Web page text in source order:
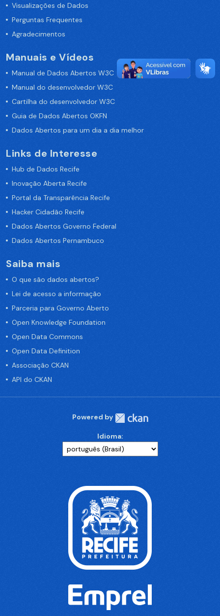
Visualizações de Dados
Perguntas Frequentes
Agradecimentos
Manuais e Vídeos
Manual de Dados Abertos W3C
Manual do desenvolvedor W3C
Cartilha do desenvolvedor W3C
Guia de Dados Abertos OKFN
Dados Abertos para um dia a dia melhor
Links de Interesse
Hub de Dados Recife
Inovação Aberta Recife
Portal da Transparência Recife
Hacker Cidadão Recife
Dados Abertos Governo Federal
Dados Abertos Pernambuco
Saiba mais
O que são dados abertos?
Lei de acesso a informação
Parceria para Governo Aberto
Open Knowledge Foundation
Open Data Commons
Open Data Definition
Associação CKAN
API do CKAN
Powered by
Idioma